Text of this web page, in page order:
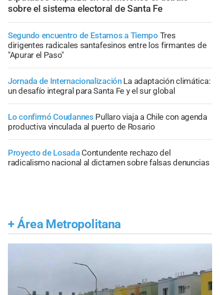
sobre el sistema electoral de Santa Fe
Segundo encuentro de Estamos a Tiempo Tres
dirigentes radicales santafesinos entre los firmantes de
"Apurar el Paso"
Jornada de Internacionalización La adaptación climática:
un desafío integral para Santa Fe y el sur global
Lo confirmó Coudannes Pullaro viaja a Chile con agenda
productiva vinculada al puerto de Rosario
Proyecto de Losada Contundente rechazo del
radicalismo nacional al dictamen sobre falsas denuncias
+ Área Metropolitana